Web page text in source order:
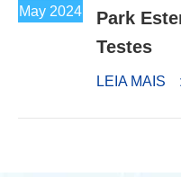
May 2024
Park
Testes
LEIA MAIS